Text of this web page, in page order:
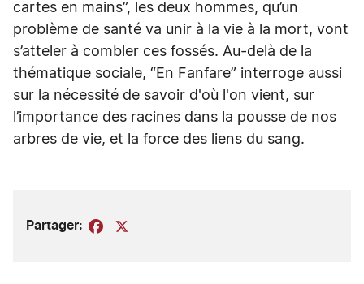
cartes en mains”, les deux hommes, qu’un
problème de santé va unir à la vie à la mort, vont
s’atteler à combler ces fossés. Au-delà de la
thématique sociale, “En Fanfare” interroge aussi
sur la nécessité de savoir d'où l'on vient, sur
l’importance des racines dans la pousse de nos
arbres de vie, et la force des liens du sang.
Partager: Facebook